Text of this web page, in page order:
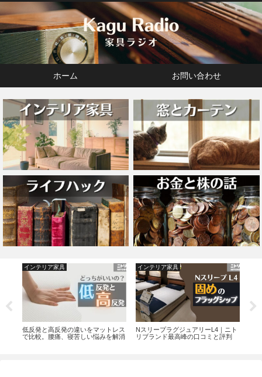
ホーム お問い合わせ
インテリア家具
低反発と高反発の違いをマットレス
で比較。腰痛、寝苦しい悩みを解消
インテリア家具
NスリープラグジュアリーL4｜ニト
リブランド最高峰の口コミと評判
インテリア
ニトリのワ
位の